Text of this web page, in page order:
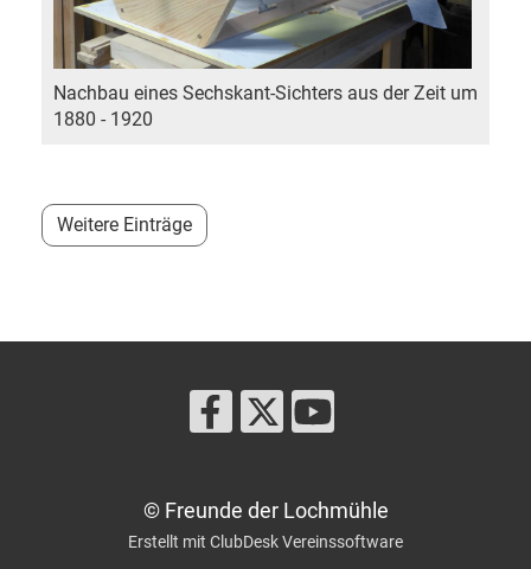
Nachbau eines Sechskant-Sichters aus der Zeit um
1880 - 1920
Weitere Einträge
© Freunde der Lochmühle
Erstellt mit ClubDesk Vereinssoftware